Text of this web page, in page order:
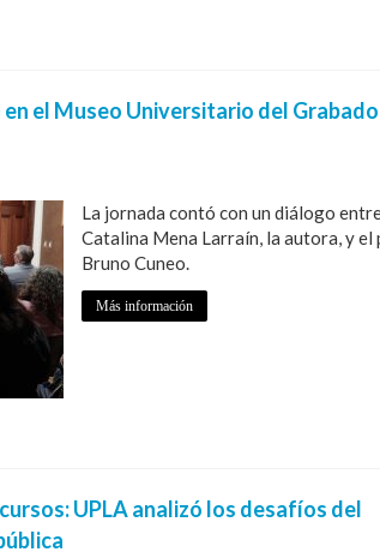
el Museo Universitario del Grabado
La jornada contó con un diálogo
Catalina Mena Larraín, la autora, y el
Bruno Cuneo.
Más información
UPLA analizó los desafíos del